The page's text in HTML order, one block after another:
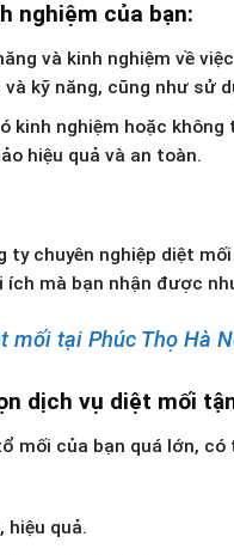
nghiệm của bạn:
và kinh nghiệm về
kỹ năng, cũng như sử
kinh nghiệm hoặc
hiệu quả và an toàn.
ty chuyên nghiệp diệt
ích mà bạn nhận được
mối tại Phúc Thọ Hà
dịch vụ diệt mối
mối của bạn quá lớn, có
hiệu quả.